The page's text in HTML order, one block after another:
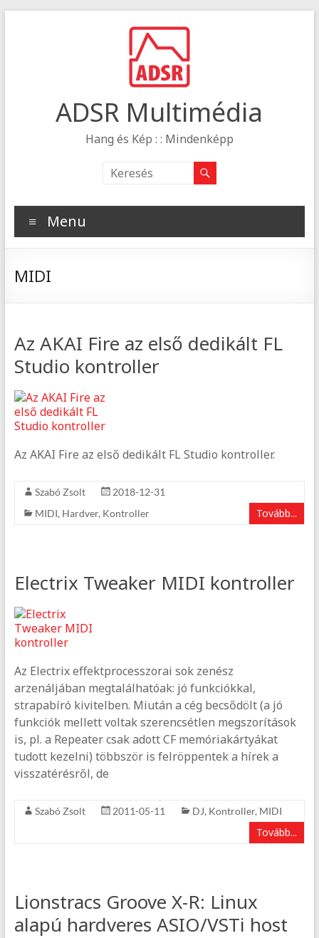
ADSR Multimédia
Hang és Kép : : Mindenképp
Menu
MIDI
Az AKAI Fire az első dedikált FL
Studio kontroller
Az AKAI Fire az első dedikált FL Studio kontroller.
Szabó Zsolt
2018-12-31
MIDI, Hardver, Kontroller Tovább...
Electrix Tweaker MIDI kontroller
Az Electrix effektprocesszorai sok zenész
arzenáljában megtalálhatóak: jó funkciókkal,
strapabíró kivitelben. Miután a cég becsődölt (a jó
funkciók mellett voltak szerencsétlen megszorítások
is, pl. a Repeater csak adott CF memóriakártyákat
tudott kezelni) többször is felröppentek a hírek a
visszatérésről, de
Szabó Zsolt 2011-05-11 DJ, Kontroller, MIDI
Tovább...
Lionstracs Groove X-R: Linux
alapú hardveres ASIO/VSTi host